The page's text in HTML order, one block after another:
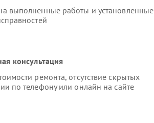
выполненные работы и установленные
консультация
ремонта, отсутствие скрытых
по телефону или онлайн на сайте